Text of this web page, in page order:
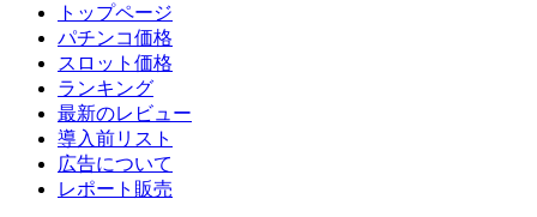
トップページ
パチンコ価格
スロット価格
ランキング
最新のレビュー
導入前リスト
広告について
レポート販売